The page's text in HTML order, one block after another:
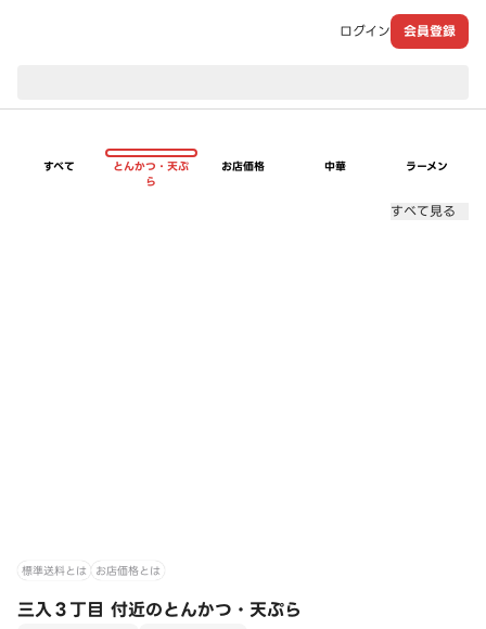
ログイン 会員登録
すべて
とんかつ・天ぷ
ら
お店価格 中華 ラーメン
すべて見る
標準送料とは お店価格とは
三入３丁目 付近のとんかつ・天ぷら